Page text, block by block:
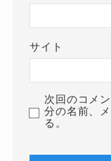
サイト
次回のコメ
分の名前、
る。